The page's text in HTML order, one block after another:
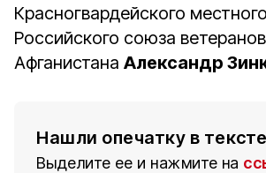
Красногвардейского
Российского союза ветеранов
Афганистана Александр
Нашли опечатку в
Выделите ее и нажмите на